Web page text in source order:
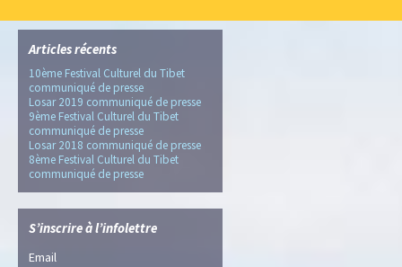
Articles récents
10ème Festival Culturel du Tibet
communiqué de presse
Losar 2019 communiqué de presse
9ème Festival Culturel du Tibet
communiqué de presse
Losar 2018 communiqué de presse
8ème Festival Culturel du Tibet
communiqué de presse
S’inscrire à l’infolettre
Email